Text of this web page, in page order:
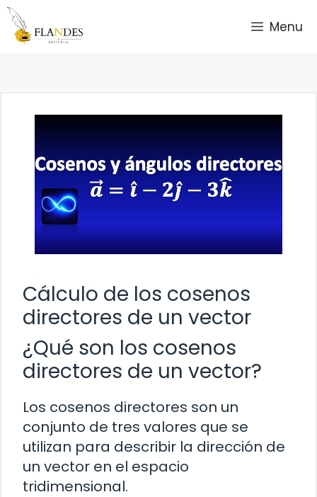
Saltar
contenido
Menu
Cálculo de los cosenos
directores de un vector
¿Qué son los cosenos
directores de un vector?
Los cosenos directores son un
conjunto de tres valores que se
utilizan para describir la dirección de
un vector en el espacio
tridimensional.